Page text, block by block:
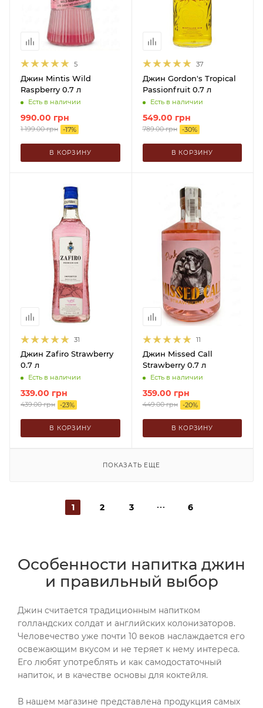
Особенности напитка джин
и правильный выбор
Джин считается традиционным напитком
голландских солдат и английских колонизаторов.
Человечество уже почти 10 веков наслаждается его
освежающим вкусом и не теряет к нему интереса.
Его любят употреблять и как самодостаточный
напиток, и в качестве основы для коктейля.
В нашем магазине представлена продукция самых
5
Джин Mintis Wild
Raspberry 0.7 л
Есть в наличии
990.00 грн
1 199.00грн -17%
В КОРЗИНУ
37
Джин Gordon's Tropical
Passionfruit 0.7 л
Есть в наличии
549.00 грн
789.00грн -30%
В КОРЗИНУ
31
Джин Zafiro Strawberry
0.7 л
Есть в наличии
339.00 грн
439.00грн -23%
В КОРЗИНУ
11
Джин Missed Call
Strawberry 0.7 л
Есть в наличии
359.00 грн
449.00грн -20%
В КОРЗИНУ
ПОКАЗАТЬ ЕЩЕ
1 2 3 6